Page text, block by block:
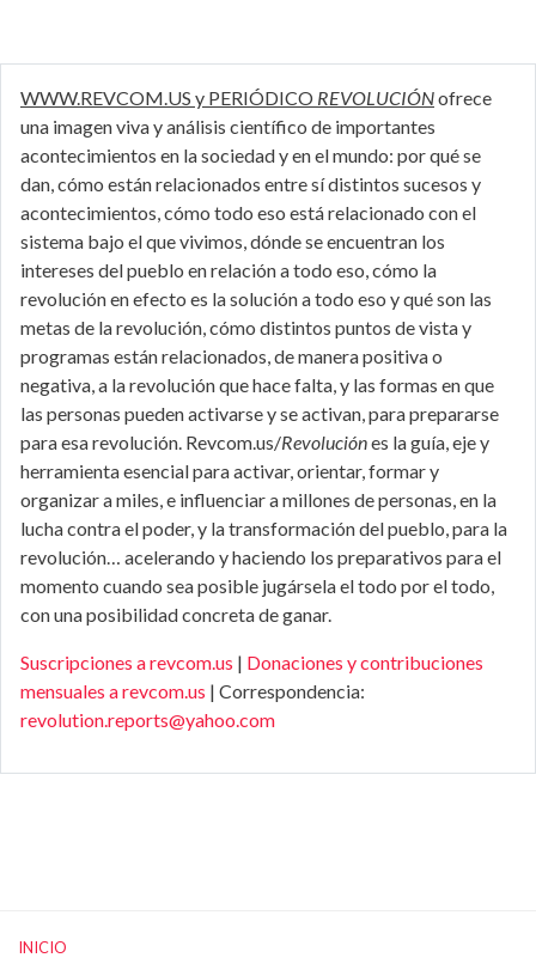
WWW.REVCOM.US y PERIÓDICO REVOLUCIÓNofrece
una imagen viva y análisis científico de importantes
acontecimientos en la sociedad y en el mundo: por qué se
dan, cómo están relacionados entre sí distintos sucesos y
acontecimientos, cómo todo eso está relacionado con el
sistema bajo el que vivimos, dónde se encuentran los
intereses del pueblo en relación a todo eso, cómo la
revolución en efecto es la solución a todo eso y qué son las
metas de la revolución, cómo distintos puntos de vista y
programas están relacionados, de manera positiva o
negativa, a la revolución que hace falta, y las formas en que
las personas pueden activarse y se activan, para prepararse
para esa revolución. Revcom.us/Revoluciónes la guía, eje y
herramienta esencial para activar, orientar, formar y
organizar a miles, e influenciar a millones de personas, en la
lucha contra el poder, y la transformación del pueblo, para la
revolución… acelerando y haciendo los preparativos para el
momento cuando sea posible jugársela el todo por el todo,
con una posibilidad concreta de ganar.
Suscripciones a revcom.us | Donaciones y contribuciones
mensuales a revcom.us | Correspondencia:
revolution.reports@yahoo.com
INICIO